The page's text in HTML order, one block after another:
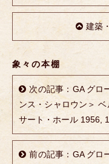
建築
象々の本棚
次の記事：GA グロ
ンス・シャロウン＞
サート・ホール 1956,
前の記事：GA グロ